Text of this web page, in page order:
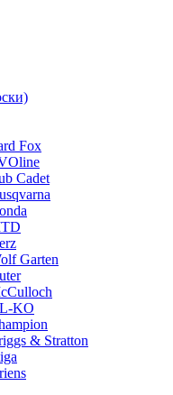
Fox
Cadet
Garten
KO
& Stratton